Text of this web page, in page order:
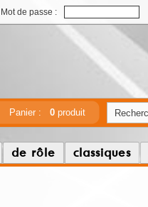
Mot de passe :
Panier : 0produit
de rôle classiques